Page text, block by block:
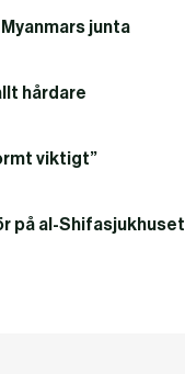
junta
hårdare
viktigt”
på al-Shifasjukhuset